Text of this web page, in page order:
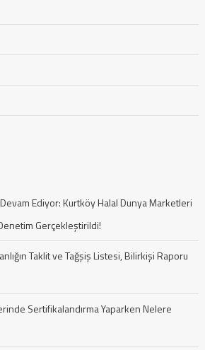
Ediyor: Kurtköy Halal Dunya Marketleri
Gerçekleştirildi!
Taklit ve Tağşiş Listesi, Bilirkişi Raporu
Sertifikalandırma Yaparken Nelere